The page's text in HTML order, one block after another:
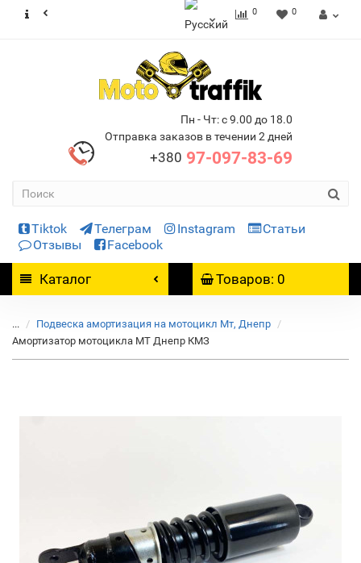
0 0
Пн - Чт: с 9.00 до 18.0
Отправка заказов в течении 2 дней
+380 97-097-83-69
Tiktok Телеграм Instagram
Статьи
Отзывы
Facebook
Каталог Товаров: 0
...
Подвеска амортизация на мотоцикл Мт, Днепр
Амортизатор мотоцикла МТ Днепр КМЗ